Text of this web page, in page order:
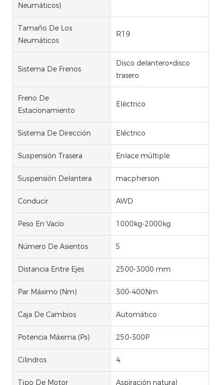
Neumáticos)
Tamaño De Los
Neumáticos
R19
Sistema De Frenos
Disco delantero+disco
trasero
Freno De
Estacionamiento
Eléctrico
Sistema De Dirección Eléctrico
Suspensión Trasera Enlace múltiple
Suspensión Delantera macpherson
Conducir AWD
Peso En Vacío 1000kg-2000kg
Número De Asientos 5
Distancia Entre Ejes 2500-3000 mm
Par Máximo (Nm) 300-400Nm
Caja De Cambios Automático
Potencia Máxima (Ps) 250-300P
Cilindros 4
Tipo De Motor Aspiración natural